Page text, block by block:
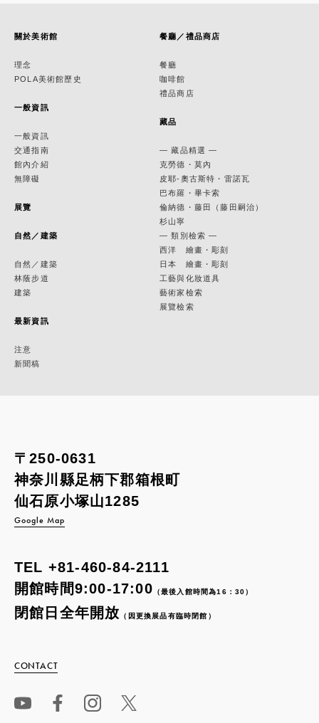
關於美術館
理念
POLA美術館歷史
一般資訊
一般資訊
交通指南
館內介紹
無障礙
展覽
自然／建築
自然／建築
林蔭步道
建築
最新資訊
注意
新聞稿
餐廳／禮品商店
餐廳
咖啡館
禮品商店
藏品
— 藏品精選 —
克勞德・莫內
皮耶-奧古斯特・雷諾瓦
巴布羅・畢卡索
倫納德・藤田（藤田嗣治）
杉山寧
— 類別檢索 —
西洋 繪畫・彫刻
日本 繪畫・彫刻
工藝與化妝道具
藝術家檢索
展覽檢索
〒250-0631
神奈川縣足柄下郡箱根町
仙石原小塚山1285
Google Map
TEL +81-460-84-2111
開館時間9:00-17:00 （最後入館時間為16：30）
閉館日全年開放 （因更換展品有臨時閉館）
CONTACT